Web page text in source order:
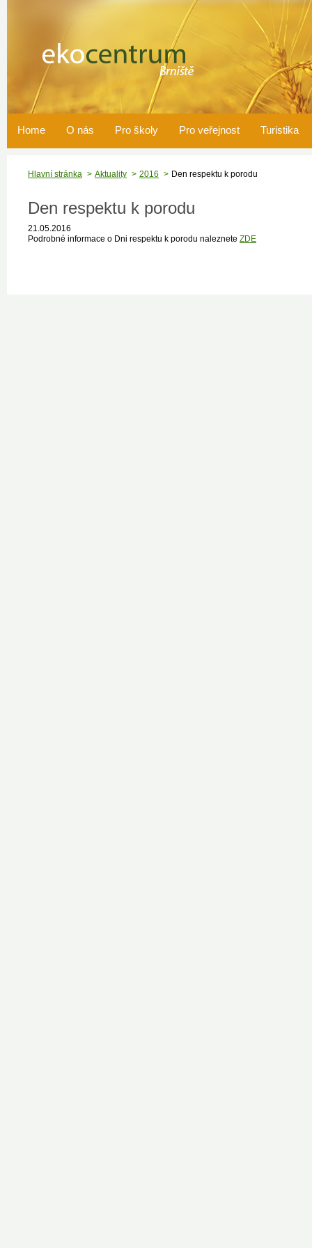
Home O nás Pro školy Pro veřejnost Turistika
Hlavní stránka Aktuality 2016 Den respektu k porodu
Den respektu k porodu
21.05.2016
Podrobné informace o Dni respektu k porodu naleznete ZDE